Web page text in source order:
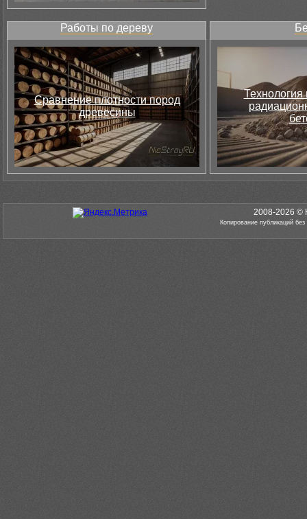
Работы по дереву
Сравнение плотности пород
древесины
Технология
2008-2026 ©
Копирование публикаций